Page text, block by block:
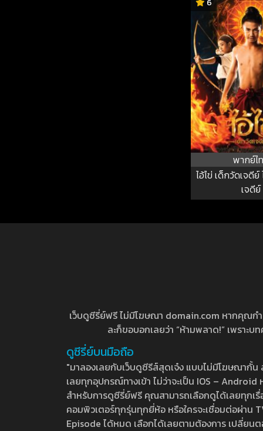
6
พากย์ไ
ไอ้ไข่ เด็กวัดเจดีย์
เจดีย์
เว็บดูซีรี่ย์ฟรี ไม่มีโฆษณา domain.com หากคุณก
ละก็ขอบอกเลยว่า “ห้ามพลาด!” เพราะ
ดูซีรี่ย์บนมือถือ
"มาลองเลยกับเว็บดูซีรีส์สุดเจ๋ง แบบไม่มีโฆษณากั้
เลยทุกอุปกรณ์ทางเข้า ไม่ว่าจะเป็น IOS –
สำหรับการดูซีรี่ย์ฟรี คุณสามารถเลือกดูได้เลยทุกเ
คอมพิวเตอร์ทุกรุ่นทุกยี่ห้อ หรือใครจะเชื่อมต่อผ่าน
Episode ได้หมด เลือกได้เลยตามต้องการ เปลี่ยน